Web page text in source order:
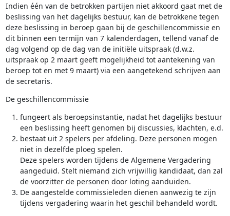
Indien één van de betrokken partijen niet akkoord gaat met de
beslissing van het dagelijks bestuur, kan de betrokkene tegen
deze beslissing in beroep gaan bij de geschillencommissie en
dit binnen een termijn van 7 kalenderdagen, tellend vanaf de
dag volgend op de dag van de initiële uitspraak (d.w.z.
uitspraak op 2 maart geeft mogelijkheid tot aantekening van
beroep tot en met 9 maart) via een aangetekend schrijven aan
de secretaris.
De geschillencommissie
fungeert als beroepsinstantie, nadat het dagelijks bestuur
een beslissing heeft genomen bij discussies, klachten, e.d.
bestaat uit 2 spelers per afdeling. Deze personen mogen
niet in dezelfde ploeg spelen.
Deze spelers worden tijdens de Algemene Vergadering
aangeduid. Stelt niemand zich vrijwillig kandidaat, dan zal
de voorzitter de personen door loting aanduiden.
De aangestelde commissieleden dienen aanwezig te zijn
tijdens vergadering waarin het geschil behandeld wordt.